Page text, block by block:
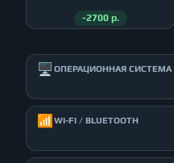
-2700 р.
🖥️ ОПЕРАЦИОННАЯ СИСТЕМА
📶 WI-FI / BLUETOOTH